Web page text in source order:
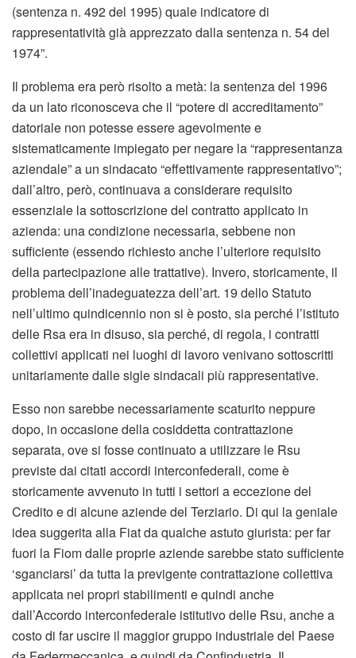
(sentenza n. 492 del 1995) quale indicatore di
rappresentatività già apprezzato dalla sentenza n. 54 del
1974”.
Il problema era però risolto a metà: la sentenza del 1996
da un lato riconosceva che il “potere di accreditamento”
datoriale non potesse essere agevolmente e
sistematicamente impiegato per negare la “rappresentanza
aziendale” a un sindacato “effettivamente rappresentativo”;
dall’altro, però, continuava a considerare requisito
essenziale la sottoscrizione del contratto applicato in
azienda: una condizione necessaria, sebbene non
sufficiente (essendo richiesto anche l’ulteriore requisito
della partecipazione alle trattative). Invero, storicamente, il
problema dell’inadeguatezza dell’art. 19 dello Statuto
nell’ultimo quindicennio non si è posto, sia perché l’istituto
delle Rsa era in disuso, sia perché, di regola, i contratti
collettivi applicati nei luoghi di lavoro venivano sottoscritti
unitariamente dalle sigle sindacali più rappresentative.
Esso non sarebbe necessariamente scaturito neppure
dopo, in occasione della cosiddetta contrattazione
separata, ove si fosse continuato a utilizzare le Rsu
previste dai citati accordi interconfederali, come è
storicamente avvenuto in tutti i settori a eccezione del
Credito e di alcune aziende del Terziario. Di qui la geniale
idea suggerita alla Fiat da qualche astuto giurista: per far
fuori la Fiom dalle proprie aziende sarebbe stato sufficiente
‘sganciarsi’ da tutta la previgente contrattazione collettiva
applicata nei propri stabilimenti e quindi anche
dall’Accordo interconfederale istitutivo delle Rsu, anche a
costo di far uscire il maggior gruppo industriale del Paese